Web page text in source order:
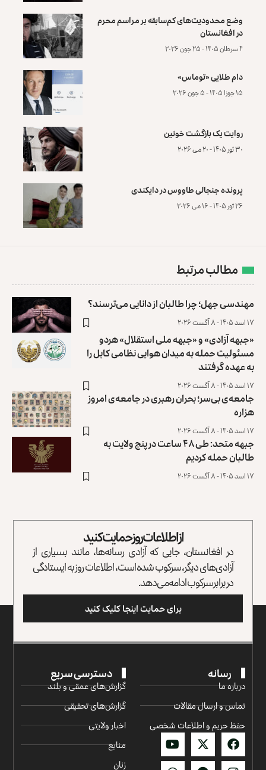
وضع محدودیت‌های کم‌سابقه بر مراسم محرم
در افغانستان
۴ سرطان ۱۴۰۵ - ۲۵ جون ۲۰۲۶
دام طلایی «توماس»
۱۵ جوزا ۱۴۰۵ - ۵ جون ۲۰۲۶
روایت یک بازگشت خونین
۳۰ ثور ۱۴۰۵ - ۲۰ می ۲۰۲۶
پرونده‌ جنجالی طاووس در دایکندی
۲۶ ثور ۱۴۰۵ - ۱۶ می ۲۰۲۶
مطالب مرتبط
مهندسی جهل؛ چرا طالبان از دانایی می‌ترسند؟
۱۷ اسد ۱۴۰۵ - ۸ آگست ۲۰۲۶
«جبهه آزادی» و «جبهه ملی استقلال» هردو
مسئولیت حمله به میدان هوایی نظامی کابل را
به عهده گرفتند
۱۷ اسد ۱۴۰۵ - ۸ آگست ۲۰۲۶
جامعه‌ی بی‌سر؛ بحران رهبری در جامعه‌ی امروز
هزاره
۱۷ اسد ۱۴۰۵ - ۸ آگست ۲۰۲۶
جبهه متحد: طی ۴۸ ساعت در پنج ولایت به
طالبان حمله کردیم
۱۷ اسد ۱۴۰۵ - ۸ آگست ۲۰۲۶
از اطلاعات روز حمایت کنید
در افغانستان، جایی که آزادی رسانه‌ها، مانند بسیاری از
آزادی‌های دیگر، سرکوب شده است، اطلاعات روز به ایستادگی
در برابر سرکوب ادامه می‌دهد.
برای حمایت اینجا کلیک کنید
رسانه
درباره ما
تماس و ارسال مقالات
حفظ حریم و اطلاعات شخصی
دسترسی سریع
گزارش‌‌های عمقی و بلند
گزارش‌های تحقیقی
اخبار ولایتی
منابع
زنان